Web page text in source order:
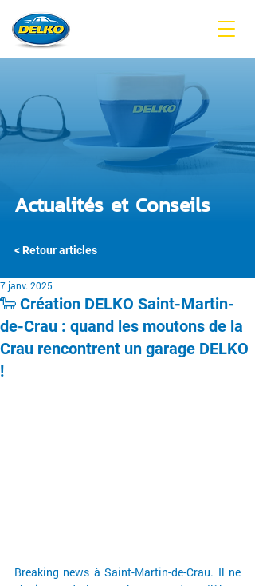
Actualités et Conseils
< Retour articles
🐑 Création DELKO Saint-Martin-
de-Crau : quand les moutons de la
Crau rencontrent un garage DELKO
!
7 janv. 2025
Breaking news à Saint-Martin-de-Crau. Il ne